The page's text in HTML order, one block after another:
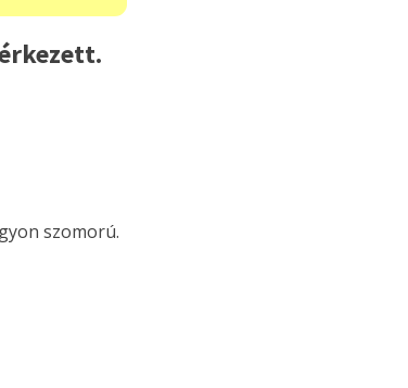
szomorú.